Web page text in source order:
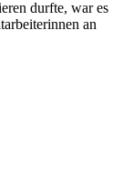
durfte, war es
an